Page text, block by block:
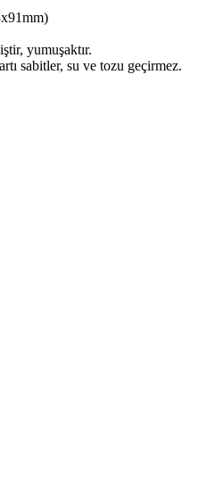
yumuşaktır.
sabitler, su ve tozu geçirmez.